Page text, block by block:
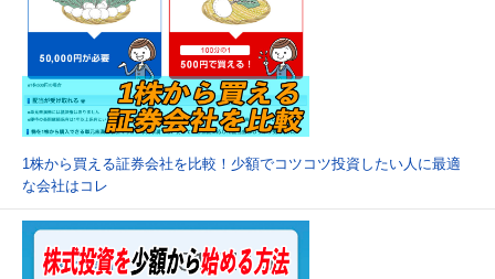
1株から買える証券会社を比較！少額でコツコツ投資したい人に最適
な会社はコレ